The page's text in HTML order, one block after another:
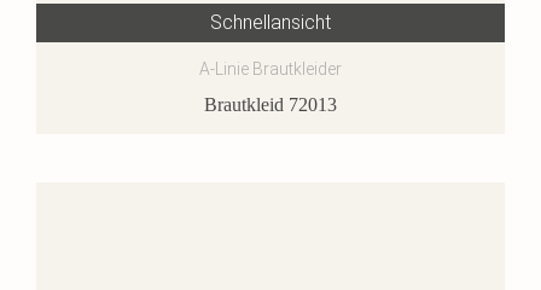
Schnellansicht
A-Linie Brautkleider
Brautkleid 72013